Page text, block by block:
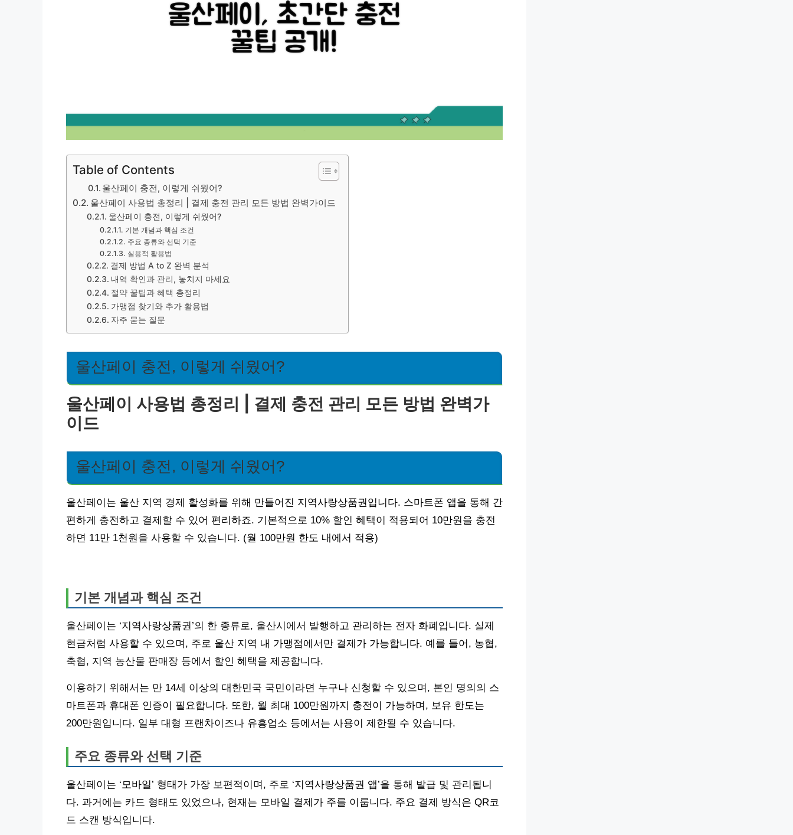
Table of Contents
울산페이 충전, 이렇게 쉬웠어?
울산페이 사용법 총정리 | 결제 충전 관리 모든 방법 완벽가이드
울산페이 충전, 이렇게 쉬웠어?
기본 개념과 핵심 조건
주요 종류와 선택 기준
실용적 활용법
결제 방법 A to Z 완벽 분석
내역 확인과 관리, 놓치지 마세요
절약 꿀팁과 혜택 총정리
가맹점 찾기와 추가 활용법
자주 묻는 질문
울산페이 충전, 이렇게 쉬웠어?
울산페이 사용법 총정리 | 결제 충전 관리 모든 방법 완벽가
이드
울산페이 충전, 이렇게 쉬웠어?
울산페이는 울산 지역 경제 활성화를 위해 만들어진 지역사랑상품권입니다. 스마트폰 앱을 통해 간
편하게 충전하고 결제할 수 있어 편리하죠. 기본적으로 10% 할인 혜택이 적용되어 10만원을 충전
하면 11만 1천원을 사용할 수 있습니다. (월 100만원 한도 내에서 적용)
기본 개념과 핵심 조건
울산페이는 ‘지역사랑상품권’의 한 종류로, 울산시에서 발행하고 관리하는 전자 화폐입니다. 실제
현금처럼 사용할 수 있으며, 주로 울산 지역 내 가맹점에서만 결제가 가능합니다. 예를 들어, 농협,
축협, 지역 농산물 판매장 등에서 할인 혜택을 제공합니다.
이용하기 위해서는 만 14세 이상의 대한민국 국민이라면 누구나 신청할 수 있으며, 본인 명의의 스
마트폰과 휴대폰 인증이 필요합니다. 또한, 월 최대 100만원까지 충전이 가능하며, 보유 한도는
200만원입니다. 일부 대형 프랜차이즈나 유흥업소 등에서는 사용이 제한될 수 있습니다.
주요 종류와 선택 기준
울산페이는 ‘모바일’ 형태가 가장 보편적이며, 주로 ‘지역사랑상품권 앱’을 통해 발급 및 관리됩니
다. 과거에는 카드 형태도 있었으나, 현재는 모바일 결제가 주를 이룹니다. 주요 결제 방식은 QR코
드 스캔 방식입니다.